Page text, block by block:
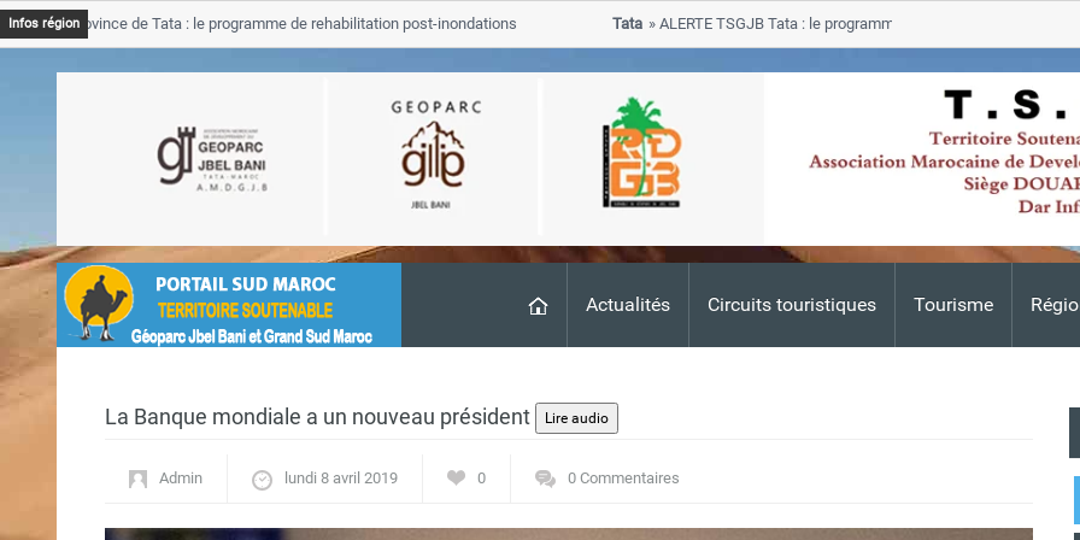
Actualités Circuits touristiques Tourisme
Infos région
Province de Tata : le programme de rehabilitation post-inondations
ALERTE TSGJB Tata : le programme de rehabilitation post-
progresse dans les zones sinistrees
La Banque mondiale a un nouveau président
Admin lundi 8 avril 2019 0 0 Commentaires